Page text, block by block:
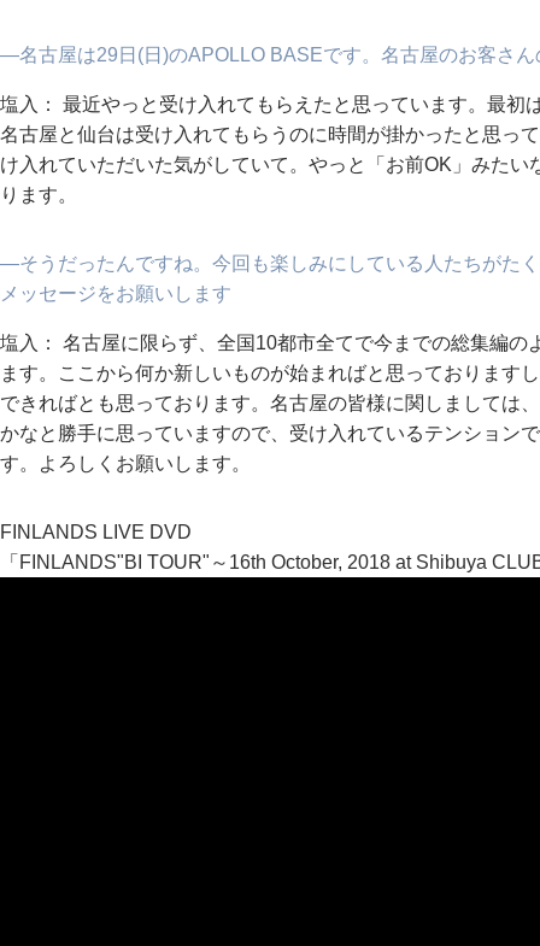
―名古屋は29日(日)のAPOLLO BASEです。名古屋のお客さ
塩入： 最近やっと受け入れてもらえたと思っています。最初
名古屋と仙台は受け入れてもらうのに時間が掛かったと思っ
け入れていただいた気がしていて。やっと「お前OK」みた
ります。
―そうだったんですね。今回も楽しみにしている人たちがた
メッセージをお願いします
塩入： 名古屋に限らず、全国10都市全てで今までの総集編
ます。ここから何か新しいものが始まればと思っております
できればとも思っております。名古屋の皆様に関しましては
かなと勝手に思っていますので、受け入れているテンション
す。よろしくお願いします。
FINLANDS LIVE DVD
「FINLANDS"BI TOUR"～16th October, 2018 at Shibuya